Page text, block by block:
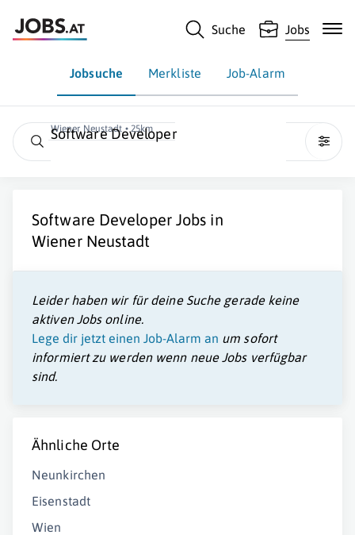
Suche Jobs
Jobsuche Merkliste Job-Alarm
Wiener Neustadt • 25km
Software Developer
Software DeveloperJobs in
Wiener Neustadt
Leider haben wir für deine Suche gerade keine
aktiven Jobs online.
Lege dir jetzt einen Job-Alarm an um sofort
informiert zu werden wenn neue Jobs verfügbar
sind.
Ähnliche Orte
Neunkirchen
Eisenstadt
Wien